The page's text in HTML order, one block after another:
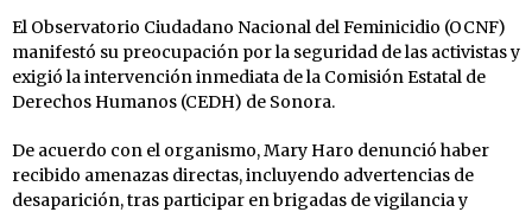
El Observatorio Ciudadano Nacional del Feminicidio (OCNF)
manifestó su preocupación por la seguridad de las activistas y
exigió la intervención inmediata de la Comisión Estatal de
Derechos Humanos (CEDH) de Sonora.
De acuerdo con el organismo, Mary Haro denunció haber
recibido amenazas directas, incluyendo advertencias de
desaparición, tras participar en brigadas de vigilancia y